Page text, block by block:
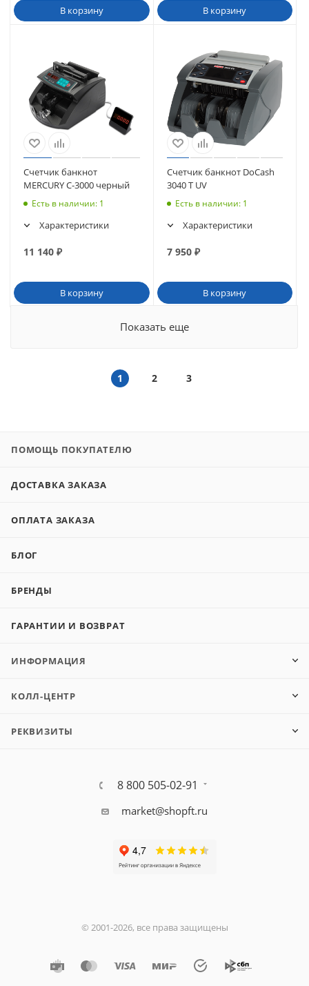
В корзину В корзину
Счетчик банкнот
MERCURY C-3000 черный
Есть в наличии: 1
Характеристики
11 140 ₽
В корзину
Счетчик банкнот DoCash
3040 T UV
Есть в наличии: 1
Характеристики
7 950₽
В корзину
Показать еще
1 2 3
ПОМОЩЬ ПОКУПАТЕЛЮ
ДОСТАВКА ЗАКАЗА
ОПЛАТА ЗАКАЗА
БЛОГ
БРЕНДЫ
ГАРАНТИИ И ВОЗВРАТ
ИНФОРМАЦИЯ
КОЛЛ-ЦЕНТР
РЕКВИЗИТЫ
8 800 505-02-91
market@shopft.ru
© 2001-2026, все права защищены